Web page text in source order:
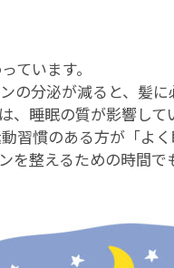
ています。
分泌が減ると、髪に
睡眠の質が影響して
習慣のある方が「よ
整えるための時間で